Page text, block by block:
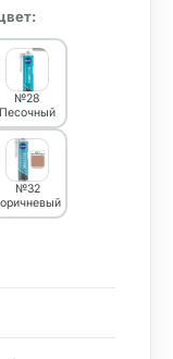
№28
Песочный
№32